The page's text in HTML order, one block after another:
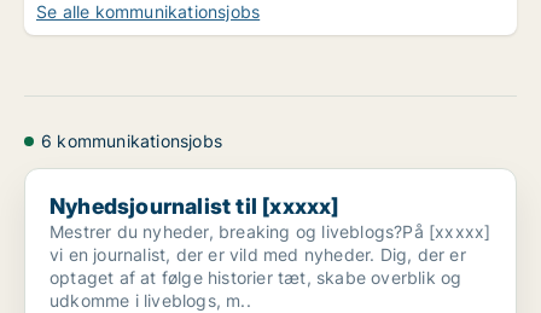
Se alle kommunikationsjobs
6 kommunikationsjobs
Nyhedsjournalist til [xxxxx]
Nyhedsjournalist til [xxxxx]
Mestrer du nyheder, breaking og liveblogs?På [xxxxx]
vi en journalist, der er vild med nyheder. Dig, der er
optaget af at følge historier tæt, skabe overblik og
udkomme i liveblogs, m..